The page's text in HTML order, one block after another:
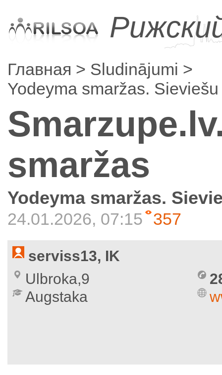
Главная
Sludinājumi
Yodeyma smaržas.
smaržas
Yodeyma smaržas.
24.01.2026, 07:15 357
serviss13, IK
Ulbroka,9
Augstaka